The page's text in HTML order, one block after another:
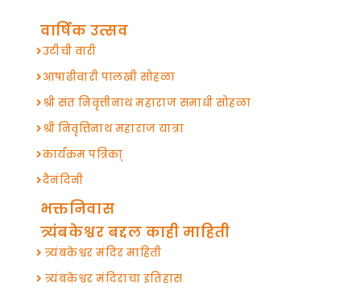
वार्षिक उत्सव
उटीची वारी
आषाढीवारी पालखी सोहळा
श्री संत निवृत्तीनाथ महाराज समाधी सोहळा
श्री निवृत्तिनाथ महाराज यात्रा
कार्यक्रम पत्रिका्
दैनंदिनी
भक्तनिवास
त्र्यंबकेश्वर बद्दल काही माहिती
त्र्यंबकेश्वर मंदिर माहिती
त्र्यंबकेश्वर मंदिराचा इतिहास